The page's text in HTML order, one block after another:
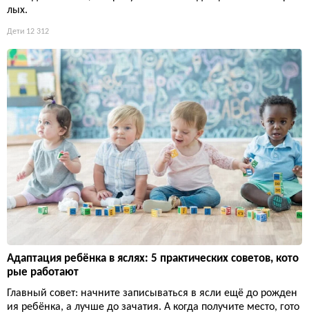
лых.
Дети 12 312
Адаптация ребёнка в яслях: 5 практических советов, кото
рые работают
Главный совет: начните записываться в ясли ещё до рожден
ия ребёнка, а лучше до зачатия. А когда получите место, гото